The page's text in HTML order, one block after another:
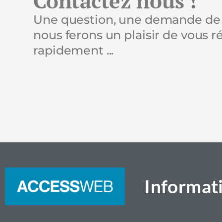
Une question, une demande de
nous ferons un plaisir de vous
rapidement ...